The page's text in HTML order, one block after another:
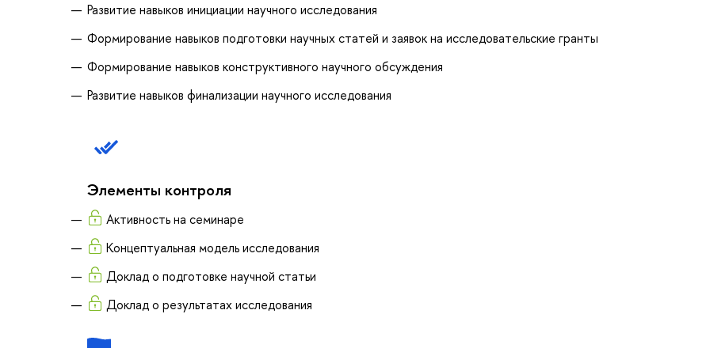
Развитие навыков инициации научного исследования
Формирование навыков подготовки научных статей и заявок на исследовательские гранты
Формирование навыков конструктивного научного обсуждения
Развитие навыков финализации научного исследования
Элементы контроля
Активность на семинаре
Концептуальная модель исследования
Доклад о подготовке научной статьи
Доклад о результатах исследования